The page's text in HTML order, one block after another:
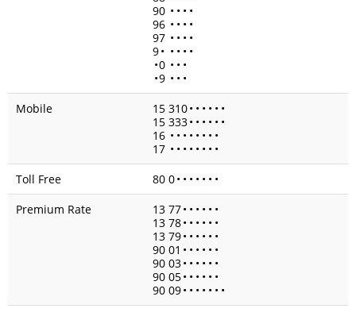
90 • • • •
96 • • • •
97 • • • •
9• • • • •
•0 • • •
•9 • • •
Mobile
15 310• • • • • •
15 333• • • • • •
16 • • • • • • • •
17 • • • • • • • •
Toll Free
80 0• • • • • • •
Premium Rate
13 77• • • • • •
13 78• • • • • •
13 79• • • • • •
90 01 • • • • • •
90 03• • • • • •
90 05• • • • • •
90 09• • • • • • •